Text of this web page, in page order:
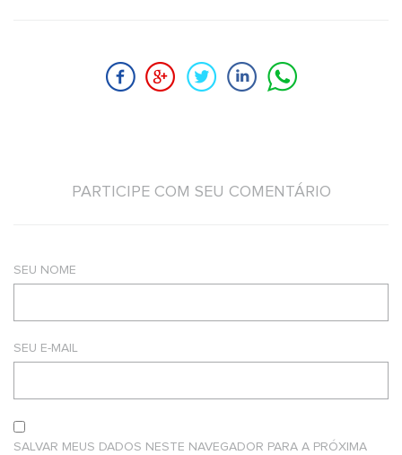
PARTICIPE COM SEU COMENTÁRIO
SEU NOME
SEU E-MAIL
SALVAR MEUS DADOS NESTE NAVEGADOR PARA A PRÓXIMA